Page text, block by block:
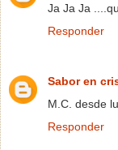
Ja Ja Ja
Responder
Sabor en
M.C. desde
Responder